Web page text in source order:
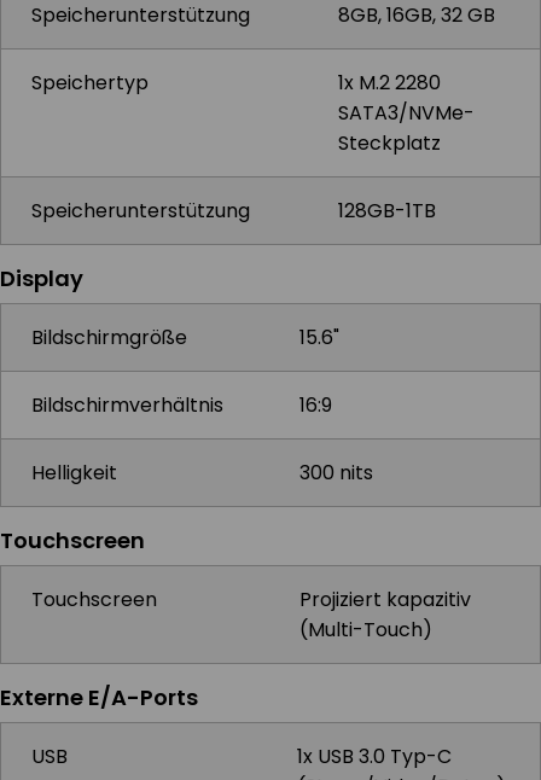
Speicherunterstützung 8GB, 16GB, 32 GB
Speichertyp
1x M.2 2280
SATA3/NVMe-
Steckplatz
Speicherunterstützung 128GB-1TB
Display
Bildschirmgröße 15.6"
Bildschirmverhältnis 16:9
Helligkeit 300 nits
Touchscreen
Touchscreen
Projiziert kapazitiv
(Multi-Touch)
Externe E/A-Ports
USB
1x USB 3.0 Typ-C